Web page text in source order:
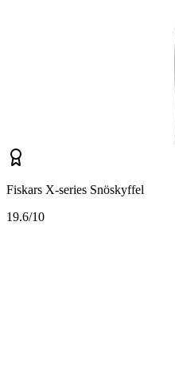
Fiskars X-series Snöskyffel
19.6/10